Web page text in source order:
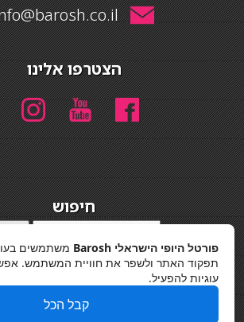
הצטרפו אלינו
חיפוש
מדיניות פרטיות
פורטל היופי הישראלי Barosh
משתמשים
תפקוד האתר ולשפר את חוויית המשתמש.
עוגיות להפעיל.
קבל הכל